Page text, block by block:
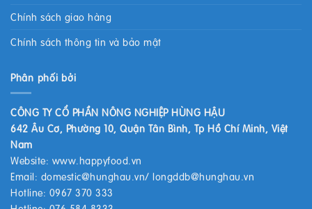
Chính sách giao hàng
Chính sách thông tin và bảo mật
Phân phối bởi
CÔNG TY CỔ PHẦN NÔNG NGHIỆP HÙNG HẬU
642 Âu Cơ, Phường 10, Quận Tân Bình, Tp Hồ Chí Minh, Việt
Nam
Website: www.happyfood.vn
Email: domestic@hunghau.vn/ longddb@hunghau.vn
Hotline: 0967 370 333